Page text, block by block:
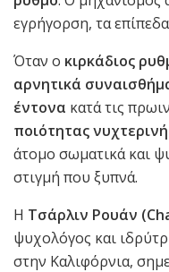
εγρήγορση, τα
Όταν ο κιρκάδιος
αρνητικά
έντονα κατά τις
ποιότητας
άτομο σωματικά και
στιγμή που ξυπνά.
Η Τσάρλιν Ρουάν
ψυχολόγος και
στην Καλιφόρνια,